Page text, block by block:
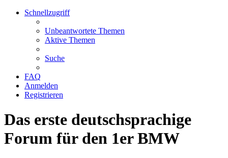
Schnellzugriff
Unbeantwortete Themen
Aktive Themen
Suche
FAQ
Anmelden
Registrieren
Das erste deutschsprachige
Forum für den 1er BMW